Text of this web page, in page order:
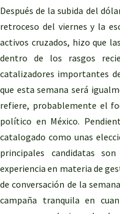
Después de la subida del
retroceso del viernes y la
activos cruzados, hizo que
dentro de los rasgos
catalizadores importantes
que esta semana será
refiere, probablemente el
político en México.
catalogado como unas
principales candidatas
experiencia en materia de
de conversación de la
campaña tranquila en